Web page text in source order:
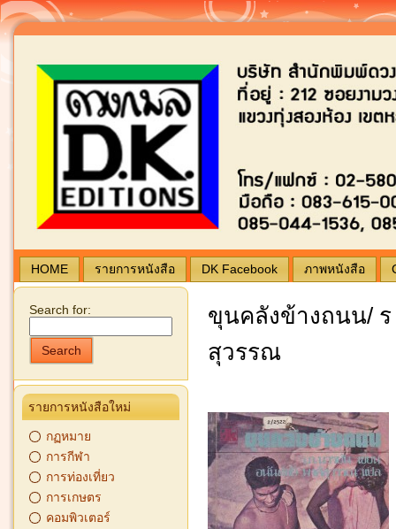
ดว
HOME รายการหนังสือ DK Facebook ภาพหนังสือ
Search for:
Search
รายการหนังสือใหม่
กฏหมาย
การกีฬา
การท่องเที่ยว
การเกษตร
คอมพิวเตอร์
ขุนคลังข้างถนน/
สุวรรณ